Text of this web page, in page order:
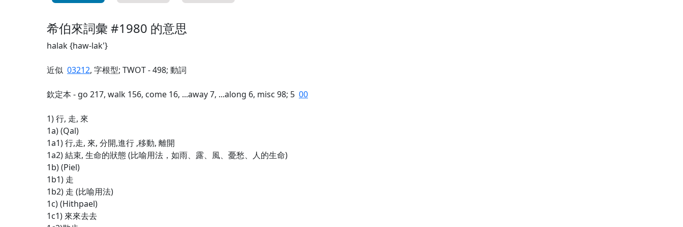
希伯來詞彙 #1980 的意思
halak {haw-lak'}
近似 03212, 字根型; TWOT - 498; 動詞
欽定本 - go 217, walk 156, come 16, ...away 7, ...along 6, misc 98; 5 00
1) 行, 走, 來
1a) (Qal)
1a1) 行,走, 來, 分開,進行 ,移動, 離開
1a2) 結束, 生命的狀態 (比喻用法，如雨、露、風、憂愁、人的生命)
1b) (Piel)
1b1) 走
1b2) 走 (比喻用法)
1c) (Hithpael)
1c1) 來來去去